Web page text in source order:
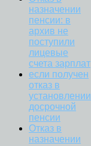
назначении
пенсии: в
архив не
поступили
лицевые
счета зарплат
если получен
отказ в
установлении
досрочной
пенсии
Отказ в
назначении